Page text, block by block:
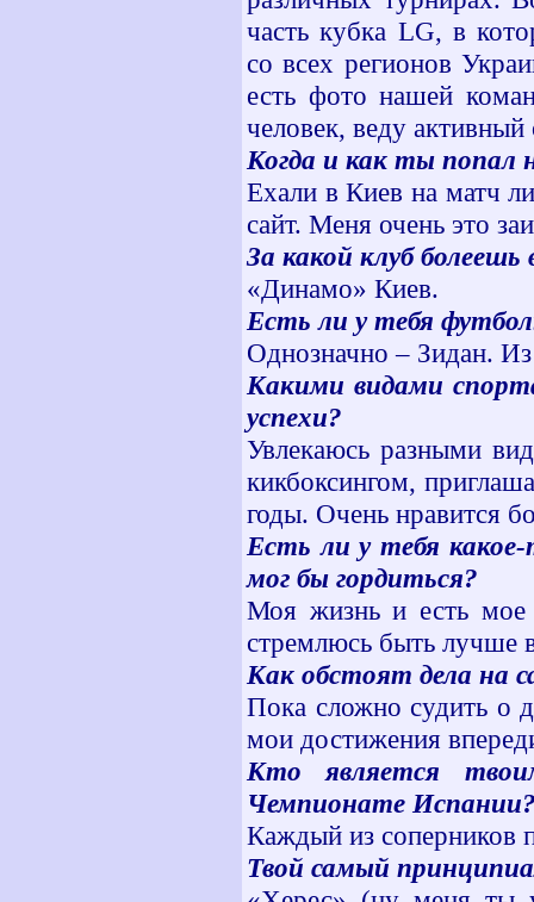
часть кубка LG, в
со всех регионов
есть фото нашей
человек, веду
Когда и как ты попал
Ехали в Киев на матч
сайт. Меня очень это
За какой клуб
«Динамо» Киев.
Есть ли у тебя
Однозначно – Зидан.
Какими видами
успехи?
Увлекаюсь разными
кикбоксингом,
годы. Очень нравится
Есть ли у тебя
мог бы гордиться?
Моя жизнь и есть мое
стремлюсь быть лучше
Как обстоят дела на
Пока сложно судить о
мои достижения
Кто является
Чемпионате
Каждый из соперников
Твой самый